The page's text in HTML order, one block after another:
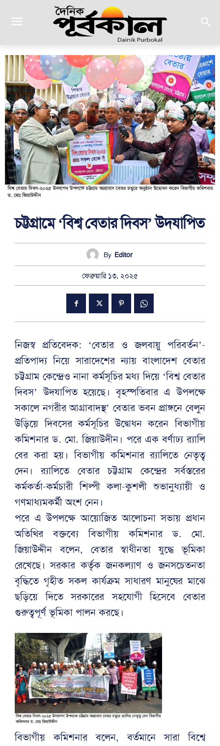
চট্টগ্রামে ‘বিশ্ব বেতার দিবস’ উদযাপিত
By Editor
ফেব্রুয়ারি ১৩, ২০২৫
নিজস্ব প্রতিবেদক: ‘বেতার ও জলবায়ু পরিবর্তন’-
প্রতিপাদ্য নিয়ে সারাদেশের ন্যায় বাংলাদেশ বেতার
চট্টগ্রাম কেন্দ্রেও নানা কর্মসূচির মধ্য দিয়ে ‘বিশ্ব বেতার
দিবস’ উদযাপিত হয়েছে। বৃহস্পতিবার এ উপলক্ষে
সকালে নগরীর আগ্রাবাদস্থ’ বেতার ভবন প্রাঙ্গনে বেলুন
উড়িয়ে দিবসের কর্মসূচির উদ্বোধন করেন বিভাগীয়
কমিশনার ড. মো. জিয়াউদীন। পরে এক বর্ণাঢ্য র‌্যালি
বের করা হয়। বিভাগীয় কমিশনার র‌্যালিতে নেতৃত্ব
দেন। র‌্যালিতে বেতার চট্টগ্রাম কেন্দ্রের সর্বস্তরের
কর্মকর্তা-কর্মচারী শিল্পী কলা-কুশলী শুভানুধ্যায়ী ও
গণমাধ্যমকর্মী অংশ নেন।
পরে এ উপলক্ষে আয়োজিত আলোচনা সভায় প্রধান
অতিথির বক্তব্যে বিভাগীয় কমিশনার ড. মো.
জিয়াউদ্দীন বলেন, বেতার স্বাধীনতা যুদ্ধে ভূমিকা
রেখেছে। সরকার কর্তৃক জনকল্যাণ ও জনসচেতনতা
বৃদ্ধিতে গৃহীত সকল কার্যক্রম সাধারণ মানুষের মাঝে
ছড়িয়ে দিতে সরকারের সহযোগী হিসেবে বেতার
গুরুত্বপূর্ণ ভূমিকা পালন করছে।
বিভাগীয় কমিশনার বলেন, বর্তমানে সারা বিশ্বে